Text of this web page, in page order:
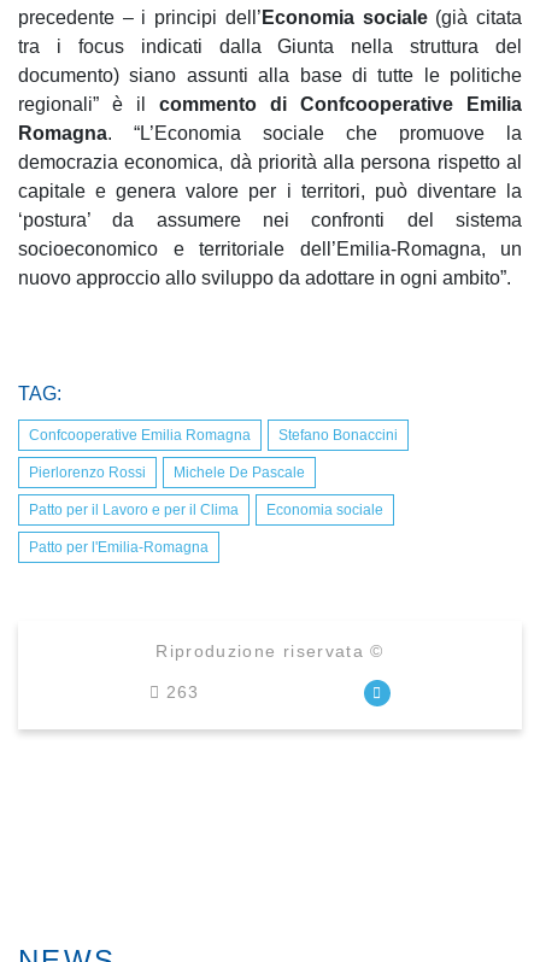
precedente – i principi dell’ Economia sociale(già citata
tra i focus indicati dalla Giunta nella struttura del
documento) siano assunti alla base di tutte le politiche
regionali” è il commento di Confcooperative Emilia
Romagna. “L’Economia sociale che promuove la
democrazia economica, dà priorità alla persona rispetto al
capitale e genera valore per i territori, può diventare la
‘postura’ da assumere nei confronti del sistema
socioeconomico e territoriale dell’Emilia-Romagna, un
nuovo approccio allo sviluppo da adottare in ogni ambito”.
TAG:
Confcooperative Emilia Romagna Stefano Bonaccini
Pierlorenzo Rossi Michele De Pascale
Patto per il Lavoro e per il Clima Economia sociale
Patto per l'Emilia-Romagna
Riproduzione riservata ©
263